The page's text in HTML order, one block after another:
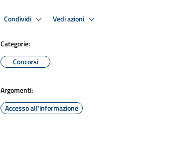
Condividi Vedi azioni
Categorie:
Concorsi
Argomenti:
Accesso all'informazione